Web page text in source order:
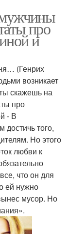
про
и
(Генрих
возникает
скажешь на
про
- В
достичь того,
Но этого
любви к
что он для
ей нужно
мусор. Но